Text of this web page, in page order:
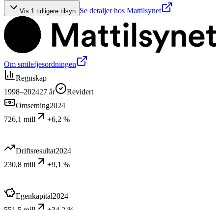
Vis 1 tidligere tilsyn Se detaljer hos Mattilsynet
Om smilefjesordningen
Regnskap
1998–202427 år
Revidert
Omsetning2024
726,1 mill
+6,2 %
Driftsresultat2024
230,8 mill
+9,1 %
Egenkapital2024